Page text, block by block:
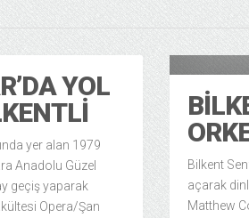
YOL
yer alan 1979
Anadolu Güzel
geçiş yaparak
Opera/Şan
Bilkent
açarak
Matthew